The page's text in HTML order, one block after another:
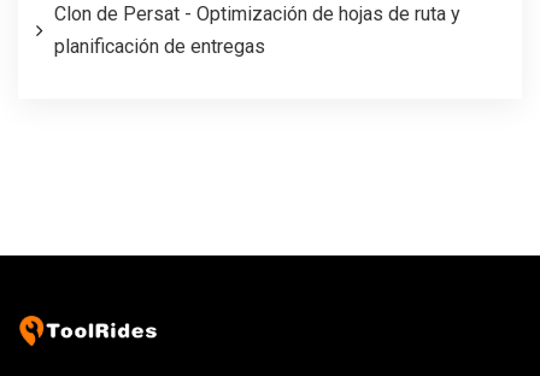
Clon de Persat - Optimización de hojas de ruta y
planificación de entregas